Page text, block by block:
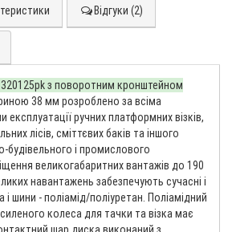
Відгуки (2)
з поворотним кронштейном
38 мм розроблено за всіма
ручних платформних візків,
лісів, сміттєвих баків та іншого
і промислового
великогабаритних вантажів до 190
навантажень забезпечують сучасні і
і шини - поліамід/поліуретан. Поліамідний
колеса для тачки та візка має